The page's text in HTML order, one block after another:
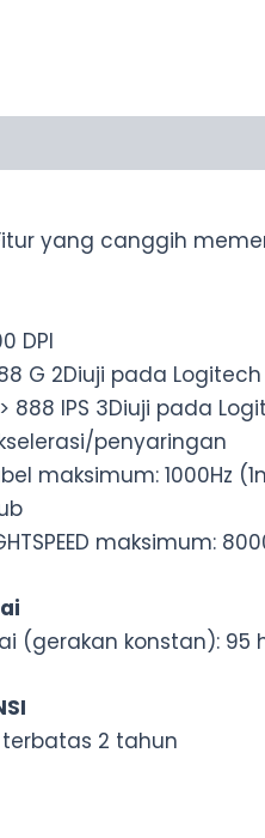
yang canggih
DPI
G 2Diuji pada
888 IPS 3Diuji pada
penyaringan
maksimum: 1000Hz
maksimum:
(gerakan konstan):
2 tahun